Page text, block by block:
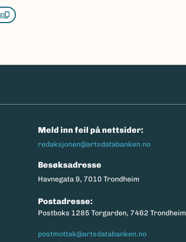
Meld inn feil på nettsider:
redaksjonen@artsdatabanken.no
Besøksadresse
Havnegata 9, 7010 Trondheim
Postadresse:
Postboks 1285 Torgarden, 7462 Trondheim
postmottak@artsdatabanken.no